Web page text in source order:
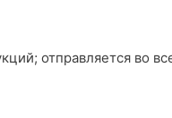
отправляется во